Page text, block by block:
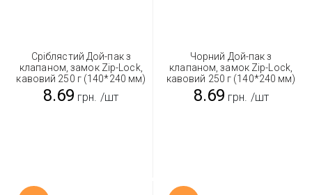
Сріблястий Дой-пак з
клапаном, замок Zip-Lock,
кавовий 250 г (140*240 мм)
8.69 грн. /шт
Чорний Дой-пак з
клапаном, замок Zip-Lock,
кавовий 250 г (140*240 мм)
8.69 грн. /шт